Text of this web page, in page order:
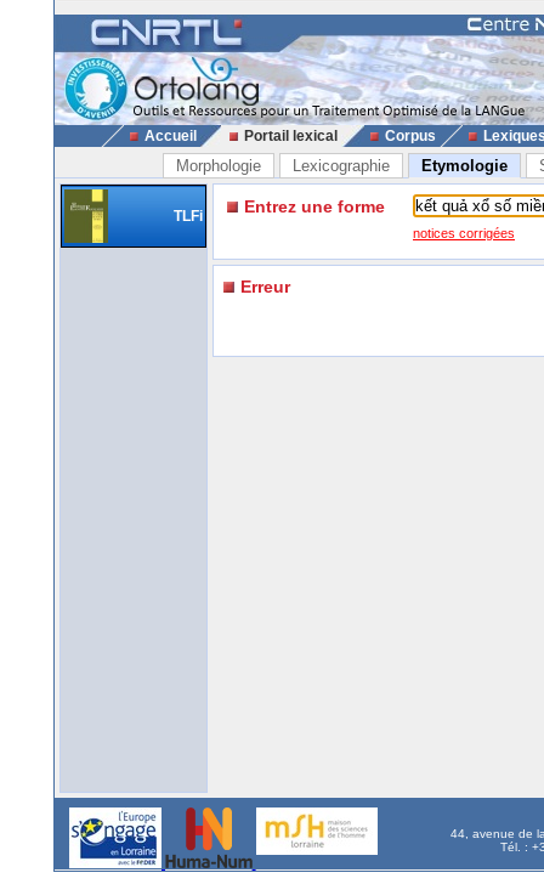
Accueil Portail lexical Corpus
Morphologie Lexicographie Etymologie
TLFi Entrez une forme
notices corrigées
Erreur
44, avenue de
Tél. :